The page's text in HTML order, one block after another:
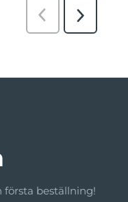
första beställning!